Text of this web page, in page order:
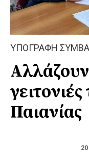
ΥΠΟΓΡΑΦΗ
Αλλάζουν
Παιανίας